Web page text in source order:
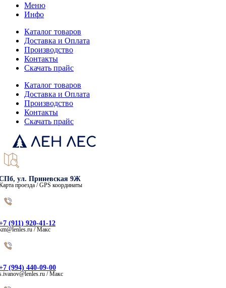
Меню
Инфо
Каталог товаров
Доставка и Оплата
Производство
Контакты
Скачать прайс
Каталог товаров
Доставка и Оплата
Производство
Контакты
Скачать прайс
ул. Приневская 9Ж
проезда / GPS координаты
(911) 920-41-12
/ Макс
(994) 440-09-00
/ Макс